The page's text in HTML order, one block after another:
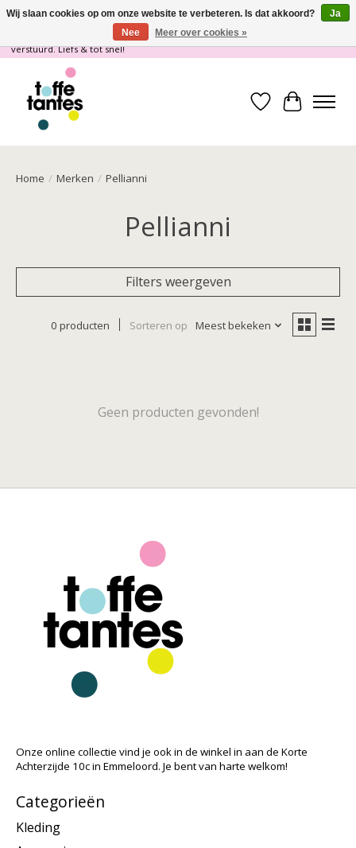
Wij gaan op vakantie! vanaf 4 juli t/m 21 juli worden er geen pakketjes
verstuurd. Liefs & tot snel!
Verlanglijst
Home / Merken / Pellianni
Pellianni
Filters weergeven
0 producten Sorteren op Meest bekeken
Geen producten gevonden!
Onze online collectie vind je ook in de winkel in aan de Korte
Achterzijde 10c in Emmeloord. Je bent van harte welkom!
Categorieën
Kleding
Wij slaan cookies op om onze website te verbeteren. Is dat akkoord?
Ja
Nee
Meer over cookies »